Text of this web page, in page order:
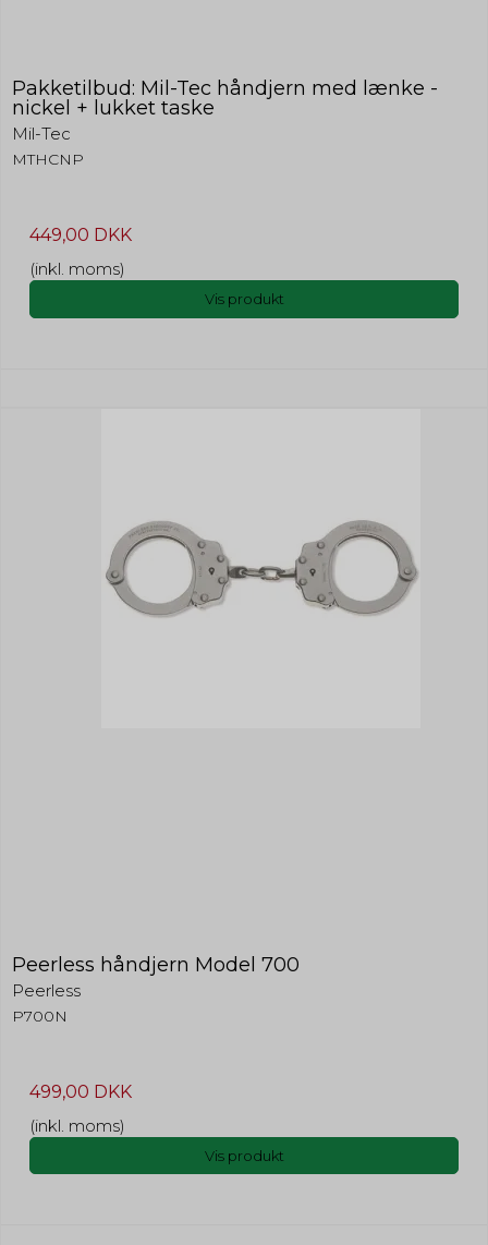
Pakketilbud: Mil-Tec håndjern med lænke -
nickel + lukket taske
Mil-Tec
MTHCNP
449,00 DKK
(inkl. moms)
Vis produkt
Peerless håndjern Model 700
Peerless
P700N
499,00 DKK
(inkl. moms)
Vis produkt